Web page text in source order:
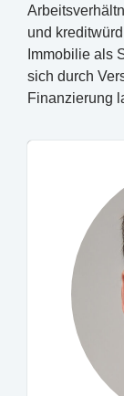
und
Immobilie als
sich durch
Finanzierung